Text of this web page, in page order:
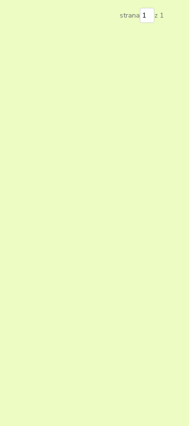
strana z 1